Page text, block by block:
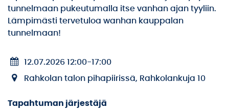
tunnelmaan pukeutumalla itse vanhan ajan tyyliin.
Lämpimästi tervetuloa wanhan kauppalan
tunnelmaan!
12.07.2026 12:00-17:00
Rahkolan talon pihapiirissä, Rahkolankuja 10
Tapahtuman järjestäjä